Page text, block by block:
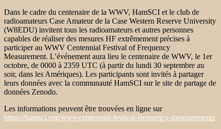
Dans le cadre du centenaire de la WWV, HamSCI et le club de
radioamateurs Case Amateur de la Case Western Reserve University
(W8EDU) invitent tous les radioamateurs et autres personnes
capables de réaliser des mesures HF extrêmement précises à
participer au WWV Centennial Festival of Frequency
Measurement. L’événement aura lieu le centenaire de WWV, le 1er
octobre, de 0000 à 2359 UTC (à partir du lundi 30 septembre au
soir, dans les Amériques). Les participants sont invités à partager
leurs données avec la communauté HamSCI sur le site de partage de
données Zenodo.
Les informations peuvent être trouvées en ligne sur
https://hamsci.org/wwv-centennial-festival-frequency-measurements